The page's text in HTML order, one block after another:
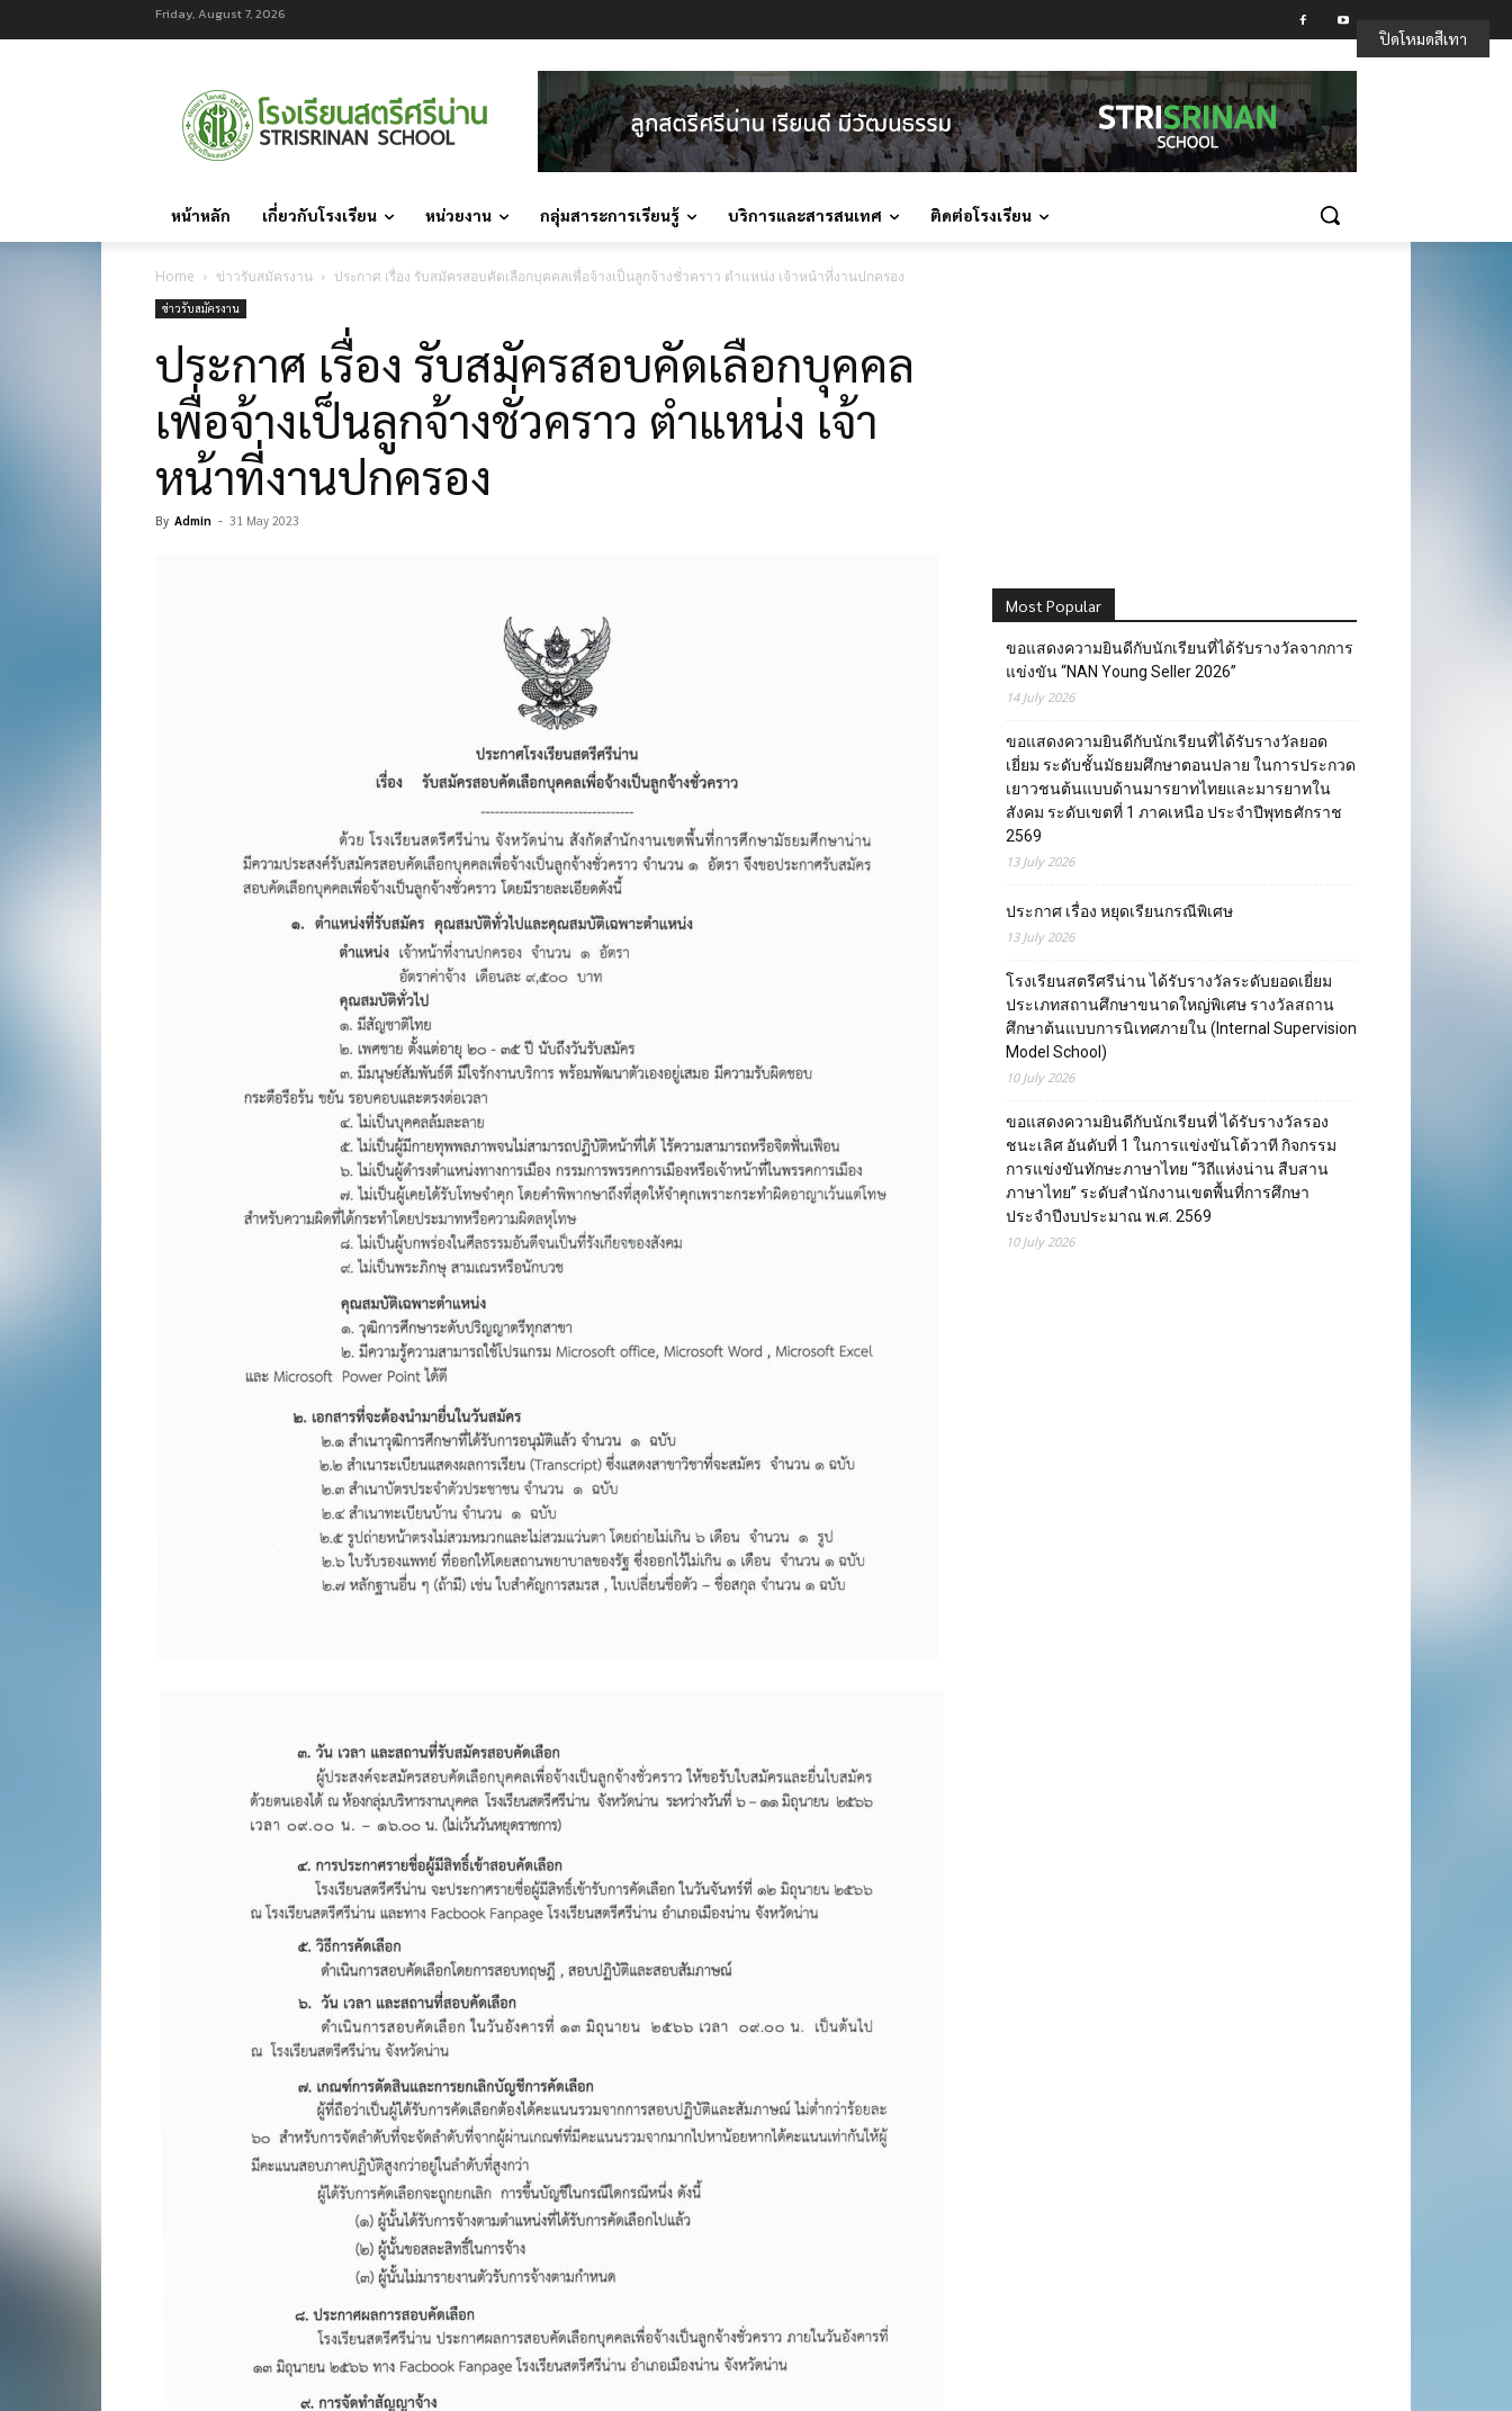
Friday, August 7, 2026
หน้าหลัก เกี่ยวกับโรงเรียน หน่วยงาน กลุ่มสาระการเรียนรู้ บริการและสารสนเทศ ติดต่อโรงเรียน
Home ข่าวรับสมัครงาน ประกาศ เรื่อง รับสมัครสอบคัดเลือกบุคคลเพื่อจ้างเป็นลูกจ้างชั่วคราว ตำแหน่ง เจ้าหน้าที่งานปกครอง
ข่าวรับสมัครงาน
ประกาศ เรื่อง รับสมัครสอบคัดเลือกบุคคล
เพื่อจ้างเป็นลูกจ้างชั่วคราว ตำแหน่ง เจ้า
หน้าที่งานปกครอง
By Admin - 31 May 2023
Most Popular
ขอแสดงความยินดีกับนักเรียนที่ได้รับรางวัลจากการ
แข่งขัน “NAN Young Seller 2026”
14 July 2026
ขอแสดงความยินดีกับนักเรียนที่ได้รับรางวัลยอด
เยี่ยม ระดับชั้นมัธยมศึกษาตอนปลาย ในการประกวด
เยาวชนต้นแบบด้านมารยาทไทยและมารยาทใน
สังคม ระดับเขตที่ 1 ภาคเหนือ ประจำปีพุทธศักราช
2569
13 July 2026
ประกาศ เรื่อง หยุดเรียนกรณีพิเศษ
13 July 2026
โรงเรียนสตรีศรีน่าน ได้รับรางวัลระดับยอดเยี่ยม
ประเภทสถานศึกษาขนาดใหญ่พิเศษ รางวัลสถาน
ศึกษาต้นแบบการนิเทศภายใน (Internal Supervision
Model School)
10 July 2026
ขอแสดงความยินดีกับนักเรียนที่ ได้รับรางวัลรอง
ชนะเลิศ อันดับที่ 1 ในการแข่งขันโต้วาที กิจกรรม
การแข่งขันทักษะภาษาไทย “วิถีแห่งน่าน สืบสาน
ภาษาไทย” ระดับสำนักงานเขตพื้นที่การศึกษา
ประจำปีงบประมาณ พ.ศ. 2569
10 July 2026
ปิดโหมดสีเทา